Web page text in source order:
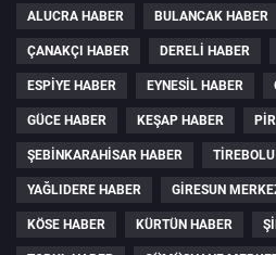
ALUCRA HABER BULANCAK HABER
ÇANAKÇI HABER DERELI HABER
ESPIYE HABER EYNESIL HABER
GÜCE HABER KEŞAP HABER
ŞEBINKARAHISAR HABER
YAĞLIDERE HABER GIRESUN
KÖSE HABER KÜRTÜN HABER